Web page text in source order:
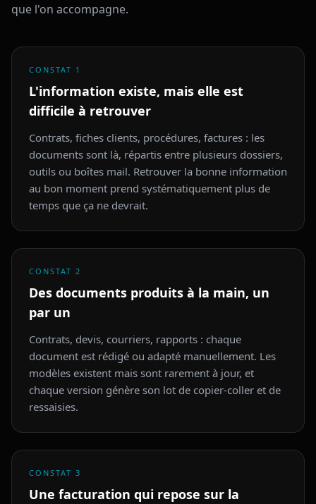
que l'on accompagne.
CONSTAT 1
L'information existe, mais elle est
difficile à retrouver
Contrats, fiches clients, procédures, factures : les
documents sont là, répartis entre plusieurs dossiers,
outils ou boîtes mail. Retrouver la bonne information
au bon moment prend systématiquement plus de
temps que ça ne devrait.
CONSTAT 2
Des documents produits à la main, un
par un
Contrats, devis, courriers, rapports : chaque
document est rédigé ou adapté manuellement. Les
modèles existent mais sont rarement à jour, et
chaque version génère son lot de copier-coller et de
ressaisies.
CONSTAT 3
Une facturation qui repose sur la